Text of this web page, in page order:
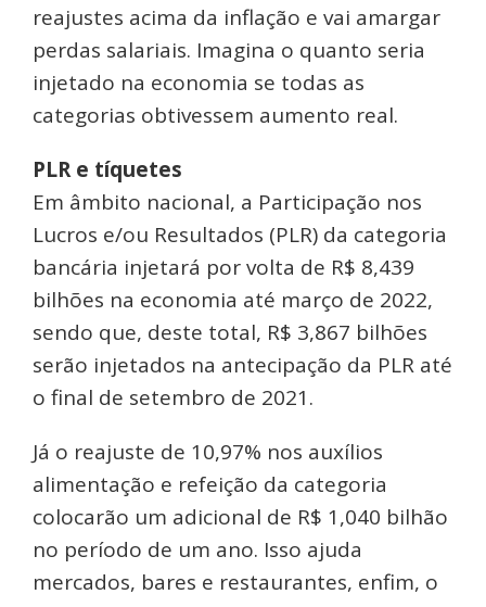
reajustes acima da inflação e vai amargar
perdas salariais. Imagina o quanto seria
injetado na economia se todas as
categorias obtivessem aumento real.
PLR e tíquetes
Em âmbito nacional, a Participação nos
Lucros e/ou Resultados (PLR) da categoria
bancária injetará por volta de R$ 8,439
bilhões na economia até março de 2022,
sendo que, deste total, R$ 3,867 bilhões
serão injetados na antecipação da PLR até
o final de setembro de 2021.
Já o reajuste de 10,97% nos auxílios
alimentação e refeição da categoria
colocarão um adicional de R$ 1,040 bilhão
no período de um ano. Isso ajuda
mercados, bares e restaurantes, enfim, o